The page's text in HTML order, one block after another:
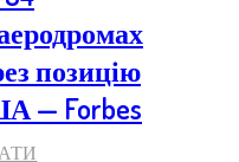
позицію
— Forbes